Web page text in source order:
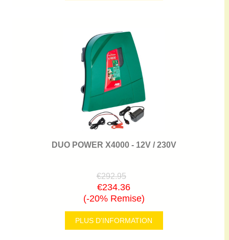
DUO POWER X4000 - 12V / 230V
€292.95
€234.36
(-20% Remise)
PLUS D'INFORMATION